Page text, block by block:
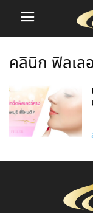
คลินิก ฟิลเล